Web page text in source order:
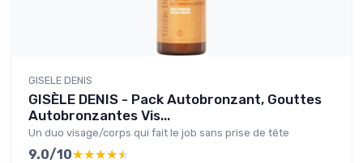
GISELE DENIS
GISÈLE DENIS - Pack Autobronzant, Gouttes
Autobronzantes Vis...
Un duo visage/corps qui fait le job sans prise de tête
9.0/10★★★★★
★★★★★